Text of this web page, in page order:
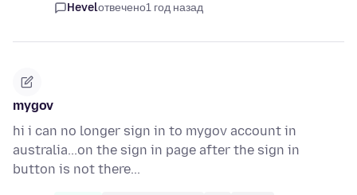
Hevelотвечено1 год назад
mygov
hi i can no longer sign in to mygov account in
australia...on the sign in page after the sign in
button is not there...